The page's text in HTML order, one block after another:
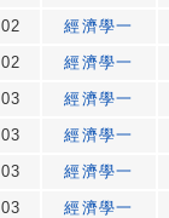
02
經濟學一
02
經濟學一
03
經濟學一
03
經濟學一
03
經濟學一
03
經濟學一